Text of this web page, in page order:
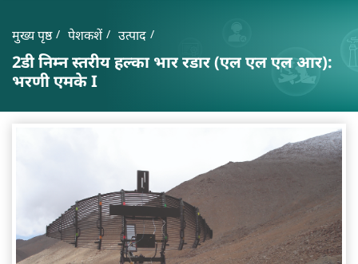
Breadcrumb
मुख्य पृष्ठ पेशकशें उत्पाद
2डी निम्न स्तरीय हल्का भार रडार (एल एल एल आर):
भरणी एमके I
2डी निम्न स्तरीय हल्का भार रडार (एल एल एल आर): भरणी